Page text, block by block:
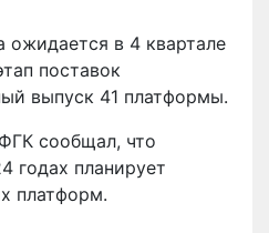
ожидается в 4 квартале
поставок
выпуск 41 платформы.
сообщал, что
годах планирует
платформ.